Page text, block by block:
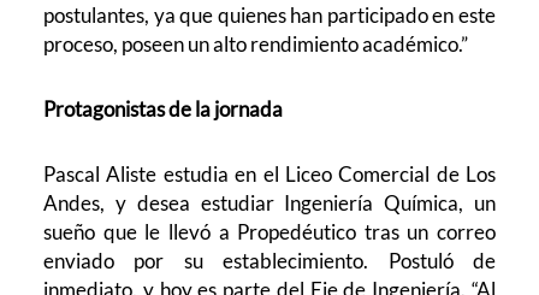
postulantes, ya que quienes han participado en este
proceso, poseen un alto rendimiento académico.”
Protagonistas de la jornada
Pascal Aliste estudia en el Liceo Comercial de Los
Andes, y desea estudiar Ingeniería Química, un
sueño que le llevó a Propedéutico tras un correo
enviado por su establecimiento. Postuló de
inmediato, y hoy es parte del Eje de Ingeniería. “Al